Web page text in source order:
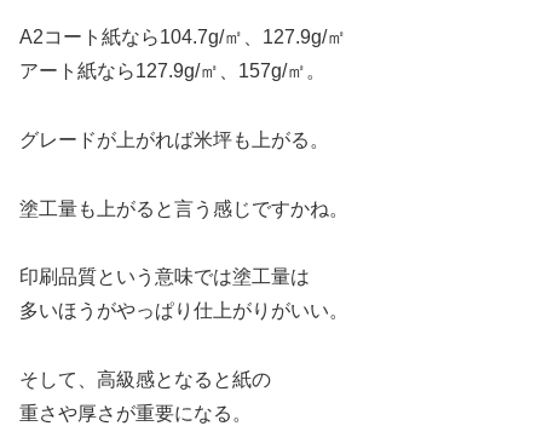
A2コート紙なら104.7g/㎡、127.9g/㎡
アート紙なら127.9g/㎡、157g/㎡。
グレードが上がれば米坪も上がる。
塗工量も上がると言う感じですかね。
印刷品質という意味では塗工量は
多いほうがやっぱり仕上がりがいい。
そして、高級感となると紙の
重さや厚さが重要になる。